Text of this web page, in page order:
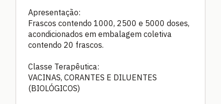
Apresentação:
Frascos contendo 1000, 2500 e 5000 doses,
acondicionados em embalagem coletiva
contendo 20 frascos.
Classe Terapêutica:
VACINAS, CORANTES E DILUENTES
(BIOLÓGICOS)